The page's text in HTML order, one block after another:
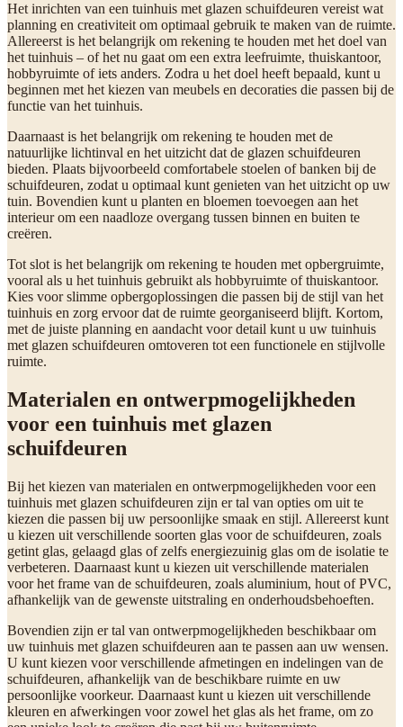
Het inrichten van een tuinhuis met glazen schuifdeuren vereist wat
planning en creativiteit om optimaal gebruik te maken van de ruimte.
Allereerst is het belangrijk om rekening te houden met het doel van
het tuinhuis – of het nu gaat om een extra leefruimte, thuiskantoor,
hobbyruimte of iets anders. Zodra u het doel heeft bepaald, kunt u
beginnen met het kiezen van meubels en decoraties die passen bij de
functie van het tuinhuis.
Daarnaast is het belangrijk om rekening te houden met de
natuurlijke lichtinval en het uitzicht dat de glazen schuifdeuren
bieden. Plaats bijvoorbeeld comfortabele stoelen of banken bij de
schuifdeuren, zodat u optimaal kunt genieten van het uitzicht op uw
tuin. Bovendien kunt u planten en bloemen toevoegen aan het
interieur om een naadloze overgang tussen binnen en buiten te
creëren.
Tot slot is het belangrijk om rekening te houden met opbergruimte,
vooral als u het tuinhuis gebruikt als hobbyruimte of thuiskantoor.
Kies voor slimme opbergoplossingen die passen bij de stijl van het
tuinhuis en zorg ervoor dat de ruimte georganiseerd blijft. Kortom,
met de juiste planning en aandacht voor detail kunt u uw tuinhuis
met glazen schuifdeuren omtoveren tot een functionele en stijlvolle
ruimte.
Materialen en ontwerpmogelijkheden
voor een tuinhuis met glazen
schuifdeuren
Bij het kiezen van materialen en ontwerpmogelijkheden voor een
tuinhuis met glazen schuifdeuren zijn er tal van opties om uit te
kiezen die passen bij uw persoonlijke smaak en stijl. Allereerst kunt
u kiezen uit verschillende soorten glas voor de schuifdeuren, zoals
getint glas, gelaagd glas of zelfs energiezuinig glas om de isolatie te
verbeteren. Daarnaast kunt u kiezen uit verschillende materialen
voor het frame van de schuifdeuren, zoals aluminium, hout of PVC,
afhankelijk van de gewenste uitstraling en onderhoudsbehoeften.
Bovendien zijn er tal van ontwerpmogelijkheden beschikbaar om
uw tuinhuis met glazen schuifdeuren aan te passen aan uw wensen.
U kunt kiezen voor verschillende afmetingen en indelingen van de
schuifdeuren, afhankelijk van de beschikbare ruimte en uw
persoonlijke voorkeur. Daarnaast kunt u kiezen uit verschillende
kleuren en afwerkingen voor zowel het glas als het frame, om zo